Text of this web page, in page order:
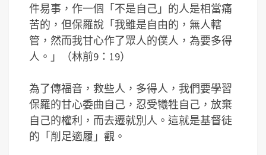
件易事，作一個「不是自己」的人是相當痛
苦的，但保羅說「我雖是自由的，無人轄
管，然而我甘心作了眾人的僕人，為要多得
人。」（林前9：19）
為了傳福音，救些人，多得人，我們要學習
保羅的甘心委曲自己，忍受犧牲自己，放棄
自己的權利，而去遷就別人。這就是基督徒
的「削足適履」觀。